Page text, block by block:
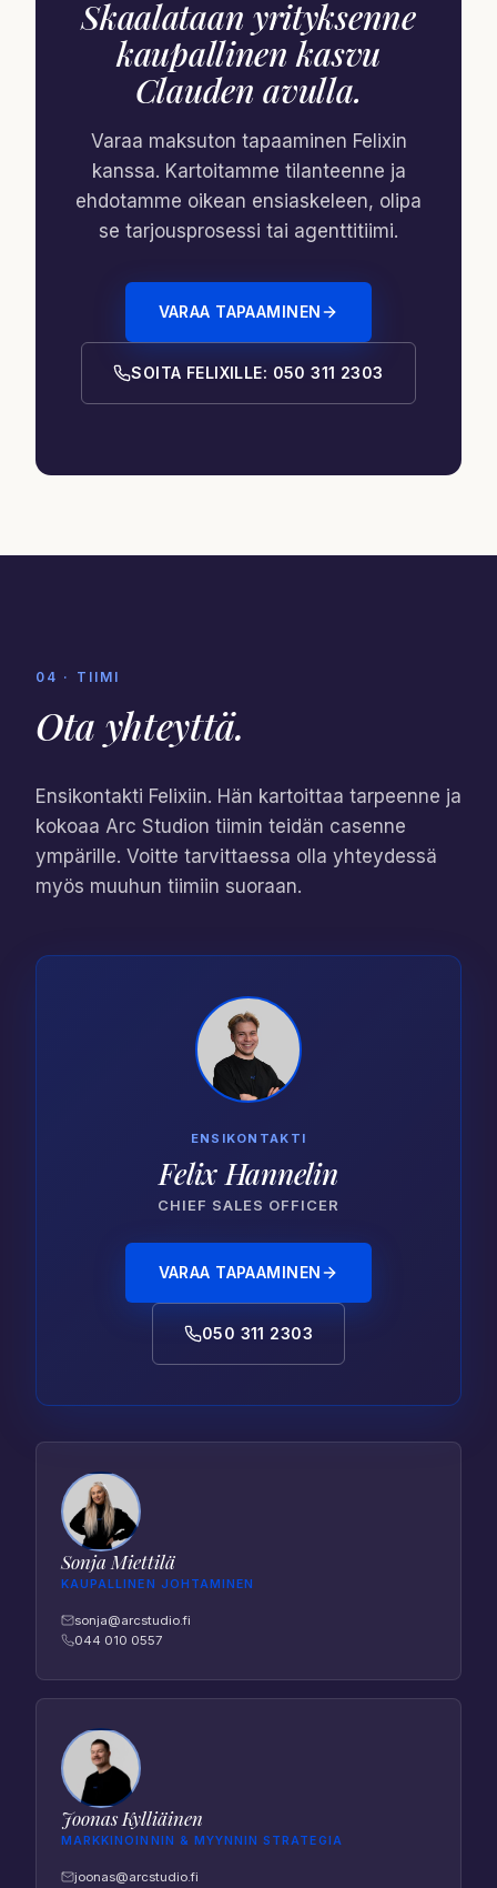
Skaalataan yrityksenne
kaupallinen kasvu
Clauden avulla.
Varaa maksuton tapaaminen Felixin
kanssa. Kartoitamme tilanteenne ja
ehdotamme oikean ensiaskeleen, olipa
se tarjousprosessi tai agenttitiimi.
VARAA TAPAAMINEN
SOITA FELIXILLE: 050 311 2303
04 · TIIMI
Ota yhteyttä.
Ensikontakti Felixiin. Hän kartoittaa tarpeenne ja
kokoaa Arc Studion tiimin teidän casenne
ympärille. Voitte tarvittaessa olla yhteydessä
myös muuhun tiimiin suoraan.
ENSIKONTAKTI
Felix Hannelin
CHIEF SALES OFFICER
VARAA TAPAAMINEN
050 311 2303
Sonja Miettilä
KAUPALLINEN JOHTAMINEN
sonja@arcstudio.fi
044 010 0557
Joonas Kylliäinen
MARKKINOINNIN & MYYNNIN STRATEGIA
joonas@arcstudio.fi